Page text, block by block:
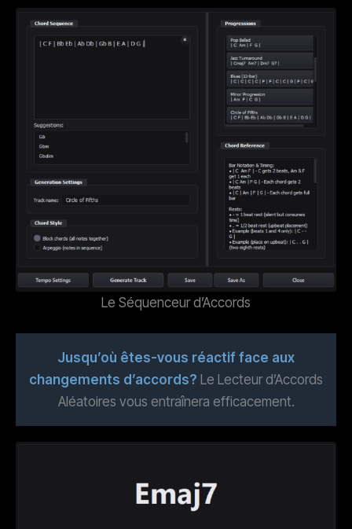
Le Séquenceur d’Accords
Jusqu’où êtes-vous réactif face aux
changements d’accords? Le Lecteur d’Accords
Aléatoires vous entraînera efficacement.